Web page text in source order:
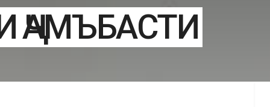
ҶАМЪБАСТИ